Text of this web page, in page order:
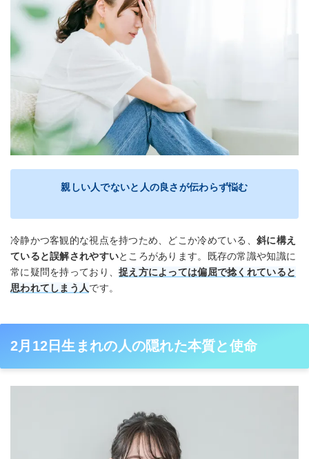
親しい人でないと人の良さが伝わらず悩む
冷静かつ客観的な視点を持つため、どこか冷めている、 斜に構え
ていると誤解されやすいところがあります。既存の常識や知識に
常に疑問を持っており、捉え方によっては偏屈で捻くれていると
思われてしまう人です。
2月12日生まれの人の隠れた本質と使命